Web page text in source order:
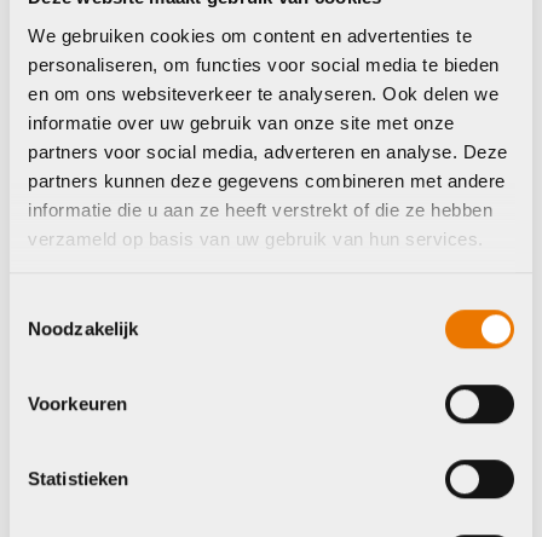
We gebruiken cookies om content en advertenties te
personaliseren, om functies voor social media te bieden
en om ons websiteverkeer te analyseren. Ook delen we
informatie over uw gebruik van onze site met onze
partners voor social media, adverteren en analyse. Deze
partners kunnen deze gegevens combineren met andere
informatie die u aan ze heeft verstrekt of die ze hebben
verzameld op basis van uw gebruik van hun services.
Noodzakelijk
Voorkeuren
Statistieken
ATB/MTB schoenen
Fizik schoenen
terra atlas army
€159,00
Oorspronkelijke
prijs
was:
€159,00.
€143,00
Huidige
prijs
is:
€143,00.
Op voorraad in winkel
ATB/MTB schoenen
Shimano Schoenen
XC100
€109,99
Op voorraad in winkel